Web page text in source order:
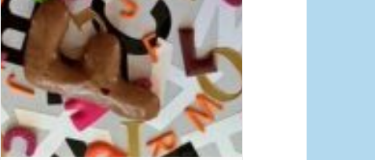
Bildquelle_ Pixabay Free_Christoph
Meinersmann